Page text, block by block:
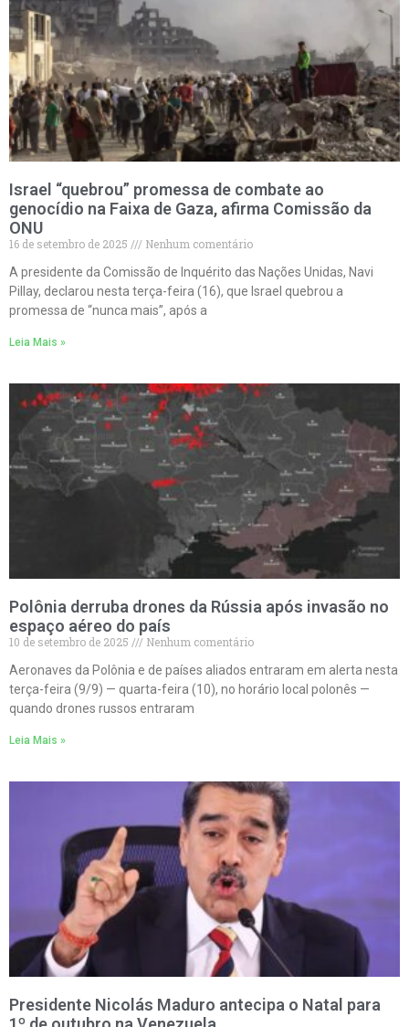
Israel “quebrou” promessa de combate ao
genocídio na Faixa de Gaza, afirma Comissão da
ONU
16 de setembro de 2025
Nenhum comentário
A presidente da Comissão de Inquérito das Nações Unidas, Navi
Pillay, declarou nesta terça-feira (16), que Israel quebrou a
promessa de “nunca mais”, após a
Leia Mais »
Polônia derruba drones da Rússia após invasão no
espaço aéreo do país
10 de setembro de 2025
Nenhum comentário
Aeronaves da Polônia e de países aliados entraram em alerta nesta
terça-feira (9/9) — quarta-feira (10), no horário local polonês —
quando drones russos entraram
Leia Mais »
Presidente Nicolás Maduro antecipa o Natal para